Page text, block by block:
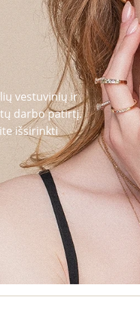
vestuvinių ir
darbo patirtį.
išsirinkti